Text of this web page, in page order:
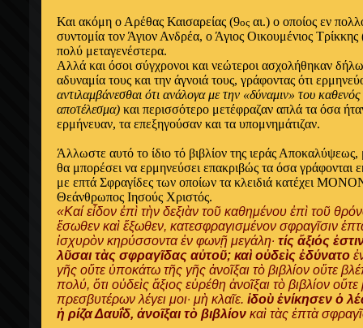
Και ακόμη ο Αρέθας Καισαρείας (9ος αι.) ο οποίος εν
συντομία τον Άγιον Ανδρέα, ο Άγιος Οικουμένιος Τρίκκης
πολύ μεταγενέστερα.
Αλλά και όσοι σύγχρονοι και νεώτεροι ασχολήθηκαν
αδυναμία τους και την άγνοιά τους, γράφοντας ότι
αντιλαμβάνεσθαι ότι ανάλογα με την «δύναμιν» του
αποτέλεσμα) και περισσότερο μετέφραζαν απλά τα όσα
ερμήνευαν, τα επεξηγούσαν και τα υπομνημάτιζαν.
Άλλωστε αυτό το ίδιο τό βιβλίον της ιεράς
θα μπορέσει να ερμηνεύσει επακριβώς τα όσα γράφονται
με επτά Σφραγίδες των οποίων τα κλειδιά κατέχει
Θεάνθρωπος Ιησούς Χριστός.
«Καί εἶδον ἐπὶ τὴν δεξιὰν τοῦ καθημένου ἐπὶ τοῦ
ἔσωθεν καὶ ἔξωθεν, κατεσφραγισμένον σφραγῖσιν
ἰσχυρὸν κηρύσσοντα ἐν φωνῇ μεγάλη· τίς ἄξιός
λῦσαι τὰς σφραγῖδας αὐτοῦ; καὶ οὐδεὶς ἐδύνατο
γῆς οὔτε ὑποκάτω τῆς γῆς ἀνοῖξαι τὸ βιβλίον οὔτε
πολύ, ὅτι οὐδεὶς ἄξιος εὑρέθη ἀνοῖξαι τὸ βιβλίον
πρεσβυτέρων λέγει μοι· μὴ κλαῖε. ἰδοὺ ἐνίκησεν ὁ
ἡ ρίζα Δαυΐδ, ἀνοῖξαι τὸ βιβλίον καὶ τὰς ἑπτὰ